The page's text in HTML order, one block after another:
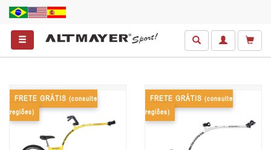
FRETE GRÁTIS (consulte
regiões)
FRETE GRÁTIS (consulte
regiões)